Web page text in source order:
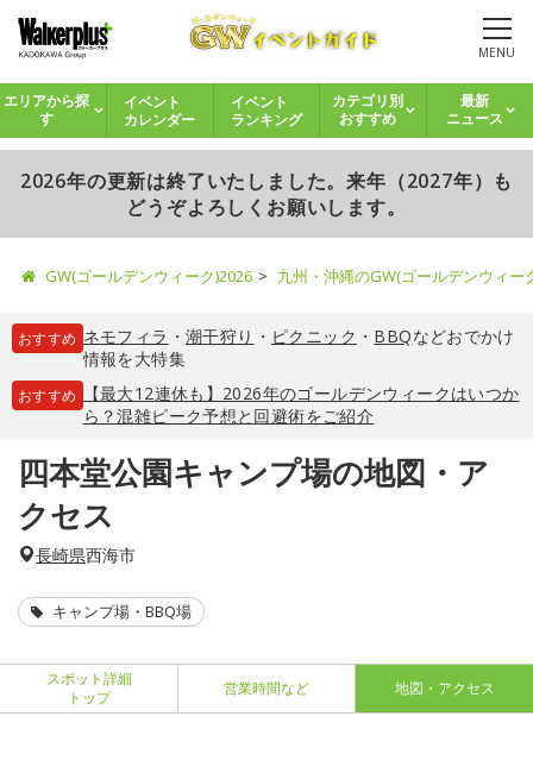
MENU
エリアから探
す
イベント
カレンダー
イベント
ランキング
カテゴリ別
おすすめ
最新
ニュース
2026年の更新は終了いたしました。来年（2027年）も
どうぞよろしくお願いします。
GW(ゴールデンウィーク)2026 九州・沖縄のGW(ゴールデンウィ
おすすめ ネモフィラ ・ 潮干狩り ・ ピクニック ・ BBQなどおでかけ
情報を大特集
おすすめ
【最大12連休も】2026年のゴールデンウィークはいつか
ら？混雑ピーク予想と回避術をご紹介
四本堂公園キャンプ場の地図・ア
クセス
長崎県西海市
キャンプ場・BBQ場
スポット詳細
トップ
営業時間など 地図・アクセス